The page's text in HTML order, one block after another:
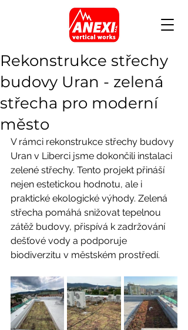
Rekonstrukce střechy
budovy Uran - zelená
střecha pro moderní
město
V rámci rekonstrukce střechy budovy
Uran v Liberci jsme dokončili instalaci
zelené střechy. Tento projekt přináší
nejen estetickou hodnotu, ale i
praktické ekologické výhody. Zelená
střecha pomáhá snižovat tepelnou
zátěž budovy, přispívá k zadržování
dešťové vody a podporuje
biodiverzitu v městském prostředí.